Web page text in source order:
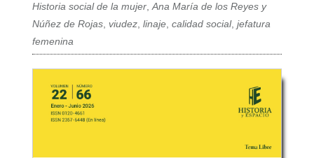
Historia social de la mujer,Ana María de los Reyes y
Núñez de Rojas, viudez,linaje,calidad social,jefatura
femenina